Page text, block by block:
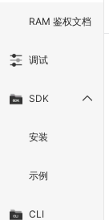
RAM 鉴权文档
调试
SDK
安装
示例
CLI